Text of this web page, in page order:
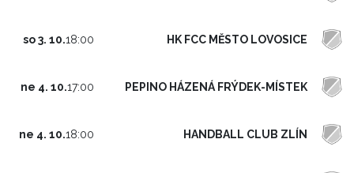
so 3. 10.18:00 HK FCC MĚSTO LOVOSICE
ne 4. 10.17:00 PEPINO HÁZENÁ FRÝDEK-MÍSTEK
ne 4. 10.18:00 HANDBALL CLUB ZLÍN